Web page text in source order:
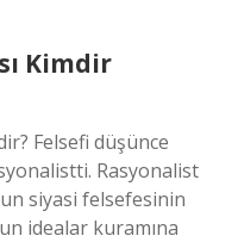
Kimdir
Felsefi düşünce
Rasyonalist
siyasi felsefesinin
idealar kuramına